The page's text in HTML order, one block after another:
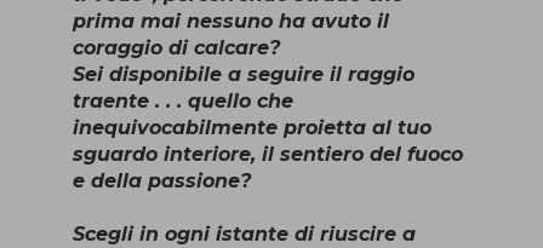
prima mai nessuno ha avuto il
coraggio di calcare?
Sei disponibile a seguire il raggio
traente . . . quello che
inequivocabilmente proietta al tuo
sguardo interiore, il sentiero del fuoco
e della passione?
Scegli in ogni istante di riuscire a